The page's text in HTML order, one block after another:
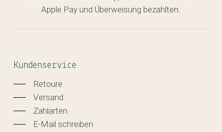
Apple Pay und Überweisung bezahlten.
Kundenservice
Retoure
Versand
Zahlarten
E-Mail schreiben